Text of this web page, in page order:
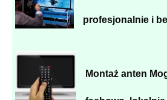
profesjonalnie i
Montaż anten